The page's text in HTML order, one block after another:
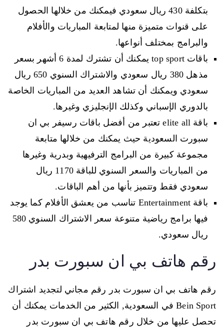
بتكلفة 430 ريال سعودي فيمكنك من خلالها الحصول
على قنوات متميزة منها لمتابعة المباريات والأفلام
والبرامج بمختلف أنواعها.
باقات top sport يمكنك أن تشترك لمدة 6 أشهر بسعر
مذهل 380 ريال سعودي والاشتراك السنوي 650 ريال
سعودي ويمكنك أن تشاهد العديد من المباريات الخاصة
بالدوري الإسباني وكذلك الإنجليزي وغيرها.
باقة elite all تعتبر من أفضل باقات رسيفر بي ان
سبورت السعودية حيث يمكنك من خلالها متابعة
مجموعة كبيرة من البرامج الترفيهية وبدرية وغيرها
من المباريات والسعر السنوي للباقة 1170 ريال
سعودي فقط وتتميز بأنها من أهم الباقات.
باقة Entertainment تناسب من يعشق الأفلام كما يوجد
فيها برامج رياضية متنوعة سعر الاشتراك السنوي 580
ريال سعودي.
رقم هاتف بي ان سبورت بدر
رقم هاتف بي ان سبورت بدر رقم مجاني لتجديد اشتراك
Bein Sport في السعودية, الكثير من الخدمات يمكنك أن
تحصل عليها من خلال رقم هاتف بي ان سبورت بدر